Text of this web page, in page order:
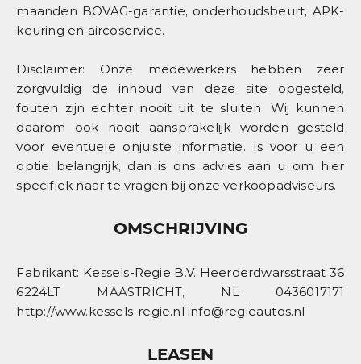
maanden BOVAG-garantie, onderhoudsbeurt, APK-
keuring en aircoservice.
Disclaimer: Onze medewerkers hebben zeer
zorgvuldig de inhoud van deze site opgesteld,
fouten zijn echter nooit uit te sluiten. Wij kunnen
daarom ook nooit aansprakelijk worden gesteld
voor eventuele onjuiste informatie. Is voor u een
optie belangrijk, dan is ons advies aan u om hier
specifiek naar te vragen bij onze verkoopadviseurs.
OMSCHRIJVING
Fabrikant: Kessels-Regie B.V. Heerderdwarsstraat 36
6224LT MAASTRICHT, NL 0436017171
http://www.kessels-regie.nl info@regieautos.nl
LEASEN